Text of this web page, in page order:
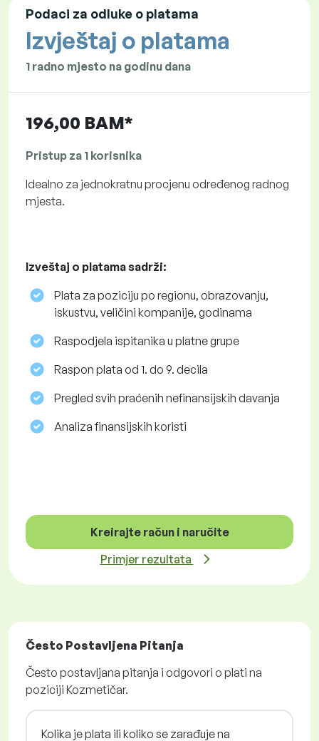
Podaci za odluke o platama
Izvještaj o platama
1 radno mjesto na godinu dana
196,00 BAM*
Pristup za 1 korisnika
Idealno za jednokratnu procjenu određenog radnog
mjesta.
Izveštaj o platama sadrži:
Plata za poziciju po regionu, obrazovanju,
iskustvu, veličini kompanije, godinama
Raspodjela ispitanika u platne grupe
Raspon plata od 1. do 9. decila
Pregled svih praćenih nefinansijskih davanja
Analiza finansijskih koristi
Kreirajte račun i naručite
Primjer rezultata
Često Postavljena Pitanja
Često postavljana pitanja i odgovori o plati na
poziciji Kozmetičar.
Kolika je plata ili koliko se zarađuje na